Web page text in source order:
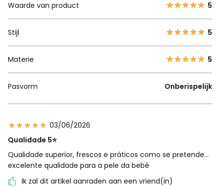
Waarde van product
5
Stijl 5
Materie 5
Pasvorm Onberispelijk
03/06/2026
Qualidade 5⭐️
Qualidade superior, frescos e práticos como se pretende...
excelente qualidade para a pele da bebé
Ik zal dit artikel aanraden aan een vriend(in)